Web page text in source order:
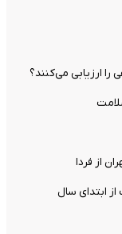
را ارزیابی می‌کنند؟
از فردا